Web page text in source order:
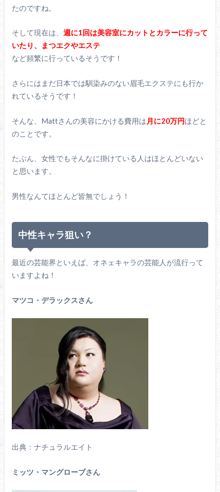
たのですね。
そして現在は、 週に1回は美容室にカットとカラーに行って
いたり、まつエクやエステ
など頻繁に行っているそうです！
さらにはまだ日本では馴染みのない眉毛エクステにも行か
れているそうです！
そんな、Mattさんの美容にかける費用は 月に20万円ほどと
のことです。
たぶん、女性でもそんなに掛けている人はほとんどいない
と思います。
男性なんてほとんど皆無でしょう！
中性キャラ狙い？
最近の芸能界といえば、オネェキャラの芸能人が流行って
いますよね！
マツコ・デラックスさん
出典：ナチュラルエイト
ミッツ・マングローブさん